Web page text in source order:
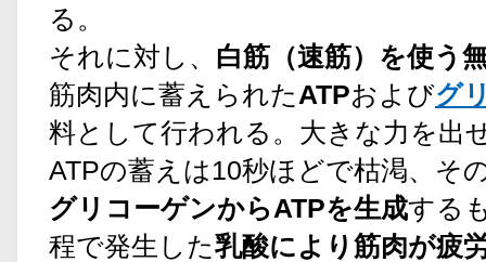
る。
それに対し、 白筋（速筋）を使う
筋肉内に蓄えられたATPおよびグ
料として行われる。大きな力を出
ATPの蓄えは10秒ほどで枯渇、そ
グリコーゲンからATPを生成する
程で発生した乳酸により筋肉が疲